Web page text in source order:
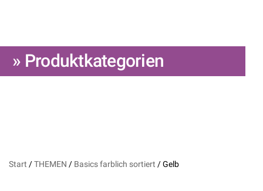
» Produktkategorien
Start /THEMEN / Basics farblich sortiert / Gelb